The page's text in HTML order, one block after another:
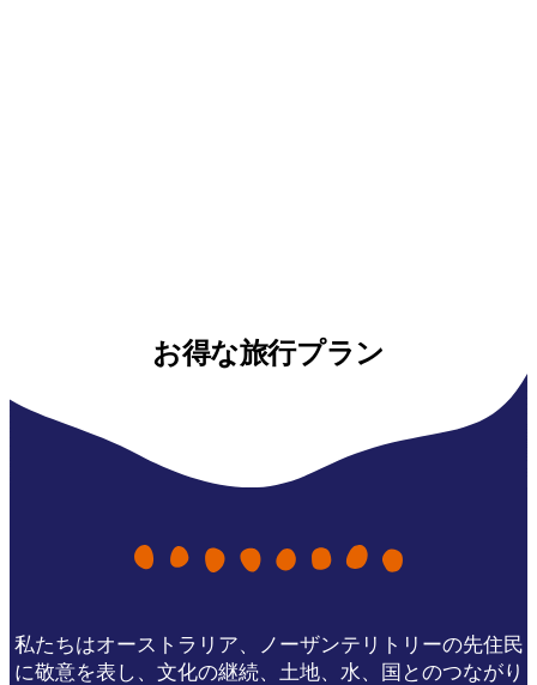
お得な旅行プラン
私たちはオーストラリア、ノーザンテリトリーの先住民
に敬意を表し、文化の継続、土地、水、国とのつながり